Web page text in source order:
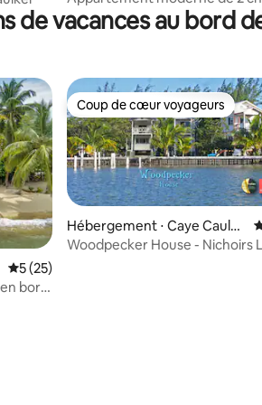
au 2e étage à Belize City
de vacances au bord
: 4,96 sur 5
appréciés
Évaluation moyenne sur la base de 25
5 (25)
bord
Coup de cœur voyageurs
Coup de cœur voyageurs
Hébergement ⋅ Caye Caulke
r
Woodpecker House - Nichoirs